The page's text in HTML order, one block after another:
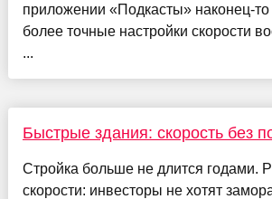
приложении «Подкасты» наконец-
более точные настройки скорости
...
Быстрые здания: скорость без
Стройка больше не длится годами.
скорости: инвесторы не хотят